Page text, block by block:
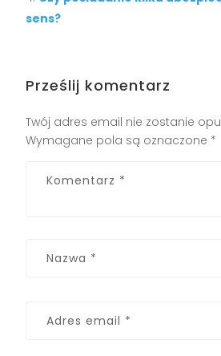
sens?
Prześlij komentarz
Twój adres email nie zostanie
Wymagane pola są oznaczone *